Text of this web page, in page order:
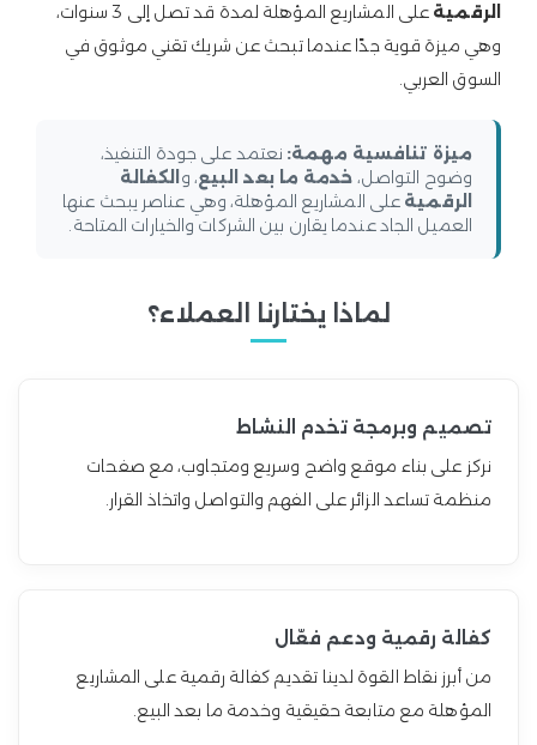
الرقمية
على المشاريع المؤهلة لمدة قد تصل إلى 3 سنوات،
وهي ميزة قوية جدًا عندما تبحث عن شريك تقني موثوق في
السوق العربي.
ميزة تنافسية مهمة: نعتمد على جودة التنفيذ،
وضوح التواصل، خدمة ما بعد البيع، و الكفالة
الرقمية على المشاريع المؤهلة، وهي عناصر يبحث عنها
العميل الجاد عندما يقارن بين الشركات والخيارات المتاحة.
لماذا يختارنا العملاء؟
تصميم وبرمجة تخدم النشاط
نركز على بناء موقع واضح وسريع ومتجاوب، مع صفحات
منظمة تساعد الزائر على الفهم والتواصل واتخاذ القرار.
كفالة رقمية ودعم فعّال
من أبرز نقاط القوة لدينا تقديم كفالة رقمية على المشاريع
المؤهلة مع متابعة حقيقية وخدمة ما بعد البيع.